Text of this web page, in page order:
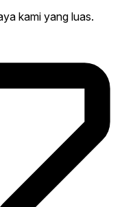
kami yang luas.